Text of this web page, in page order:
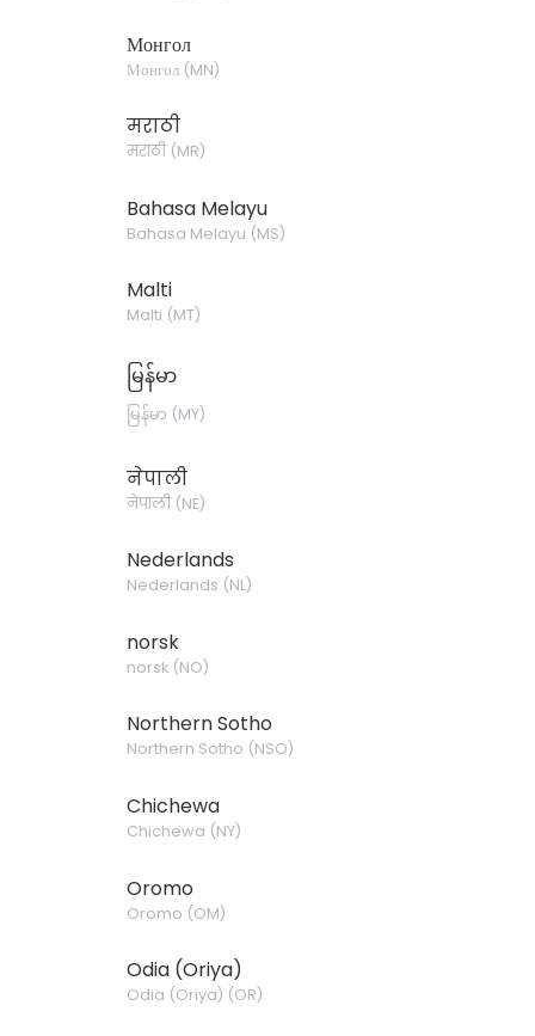
Монгол
Монгол(MN)
मराठी
मराठी(MR)
Bahasa Melayu
Bahasa Melayu (MS)
Malti
Malti (MT)
မြန်မာ
မြန်မာ (MY)
नेपाली
नेपाली(NE)
Nederlands
Nederlands (NL)
norsk
norsk(NO)
Northern Sotho
Northern Sotho (NSO)
Chichewa
Chichewa (NY)
Oromo
Oromo (OM)
Odia (Oriya)
Odia (Oriya) (OR)